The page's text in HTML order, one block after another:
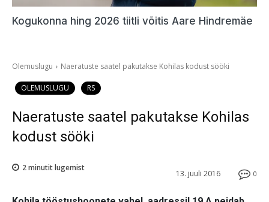
Kogukonna hing 2026 tiitli võitis Aare Hindremäe